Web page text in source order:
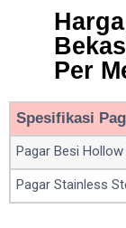
Per
Spesifikasi
Pagar Besi Hollow
Pagar Stainless